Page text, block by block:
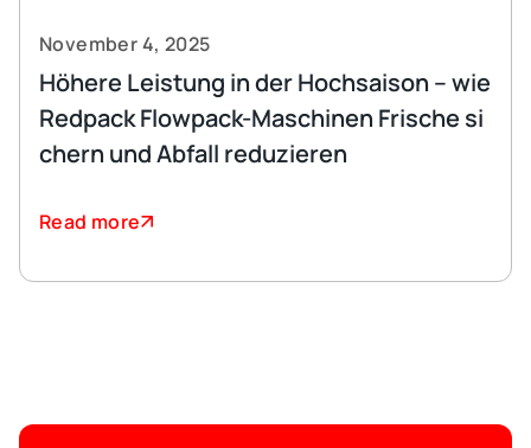
November 4, 2025
Höhere Leistung in der Hochsaison – wie
Redpack Flowpack-Maschinen Frische si
chern und Abfall reduzieren
Read more